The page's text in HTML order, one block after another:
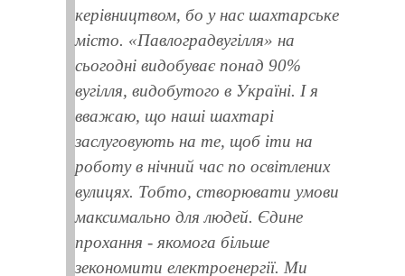
керівництвом, бо у нас шахтарське
місто. «Павлоградвугілля» на
сьогодні видобуває понад 90%
вугілля, видобутого в Україні. І я
вважаю, що наші шахтарі
заслуговують на те, щоб іти на
роботу в нічний час по освітлених
вулицях. Тобто, створювати умови
максимально для людей. Єдине
прохання - якомога більше
зекономити електроенергії. Ми